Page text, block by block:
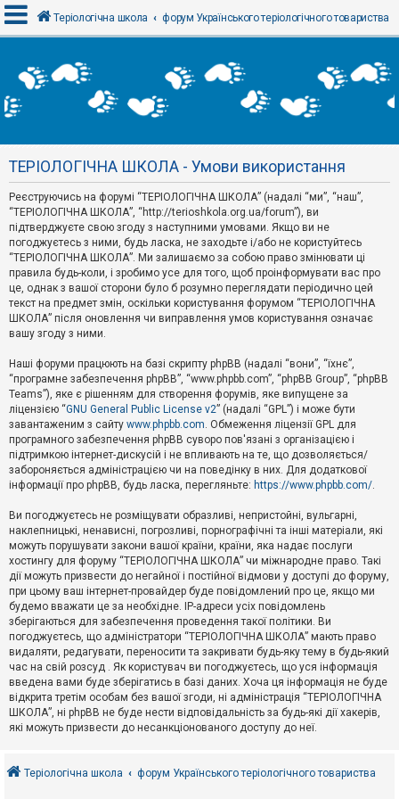
х
і
Р
є
с
т
р
а
ц
я
Т
м
и
б
е
з
в
і
д
п
о
в
д
й
А
к
т
и
в
н
т
е
м
и
о
Теріологічна школа форум Українського теріологічного товариства
ТЕРІОЛОГІЧНА ШКОЛА - Умови використання
Реєструючись на форумі “ТЕРІОЛОГІЧНА ШКОЛА” (надалі “ми”, “наш”,
“ТЕРІОЛОГІЧНА ШКОЛА”, “http://terioshkola.org.ua/forum”), ви
підтверджуєте свою згоду з наступними умовами. Якщо ви не
погоджуєтесь з ними, будь ласка, не заходьте і/або не користуйтесь
“ТЕРІОЛОГІЧНА ШКОЛА”. Ми залишаємо за собою право змінювати ці
правила будь-коли, і зробимо усе для того, щоб проінформувати вас про
це, однак з вашої сторони було б розумно переглядати періодично цей
текст на предмет змін, оскільки користування форумом “ТЕРІОЛОГІЧНА
ШКОЛА” після оновлення чи виправлення умов користування означає
вашу згоду з ними.
Наші форуми працюють на базі скрипту phpBB (надалі “вони”, “їхнє”,
“програмне забезпечення phpBB”, “www.phpbb.com”, “phpBB Group”, “phpBB
Teams”), яке є рішенням для створення форумів, яке випущене за
ліцензією “GNU General Public License v2” (надалі “GPL”) і може бути
завантаженим з сайту www.phpbb.com. Обмеження ліцензії GPL для
програмного забезпечення phpBB суворо пов'язані з організацією і
підтримкою інтернет-дискусій і не впливають на те, що дозволяється/
забороняється адміністрацією чи на поведінку в них. Для додаткової
інформації про phpBB, будь ласка, перегляньте: https://www.phpbb.com/.
Ви погоджуєтесь не розміщувати образливі, непристойні, вульгарні,
наклепницькі, ненависні, погрозливі, порнографічні та інші матеріали, які
можуть порушувати закони вашої країни, країни, яка надає послуги
хостингу для форуму “ТЕРІОЛОГІЧНА ШКОЛА” чи міжнародне право. Такі
дії можуть призвести до негайної і постійної відмови у доступі до форуму,
при цьому ваш інтернет-провайдер буде повідомлений про це, якщо ми
будемо вважати це за необхідне. IP-адреси усіх повідомлень
зберігаються для забезпечення проведення такої політики. Ви
погоджуєтесь, що адміністратори “ТЕРІОЛОГІЧНА ШКОЛА” мають право
видаляти, редагувати, переносити та закривати будь-яку тему в будь-який
час на свій розсуд . Як користувач ви погоджуєтесь, що уся інформація
введена вами буде зберігатись в базі даних. Хоча ця інформація не буде
відкрита третім особам без вашої згоди, ні адміністрація “ТЕРІОЛОГІЧНА
ШКОЛА”, ні phpBB не буде нести відповідальність за будь-які дії хакерів,
які можуть призвести до несанкціонованого доступу до неї.
Теріологічна школа форум Українського теріологічного товариства